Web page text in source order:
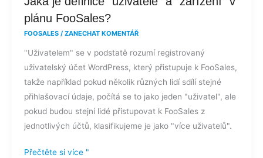
plánu FooSales?
FOOSALES / ZANECHAT KOMENTÁŘ
"Uživatelem" se v podstatě rozumí registrovaný
uživatelský účet WordPress, který přistupuje k FooSales,
takže například pokud několik různých lidí sdílí stejné
přihlašovací údaje, počítá se to jako jeden "uživatel", ale
pokud budou stejní lidé přistupovat k FooSales z
jednotlivých účtů, klasifikujeme je jako "více uživatelů".
je
"zařízení"
v
plánu
FooSales?
Přečtěte si více "